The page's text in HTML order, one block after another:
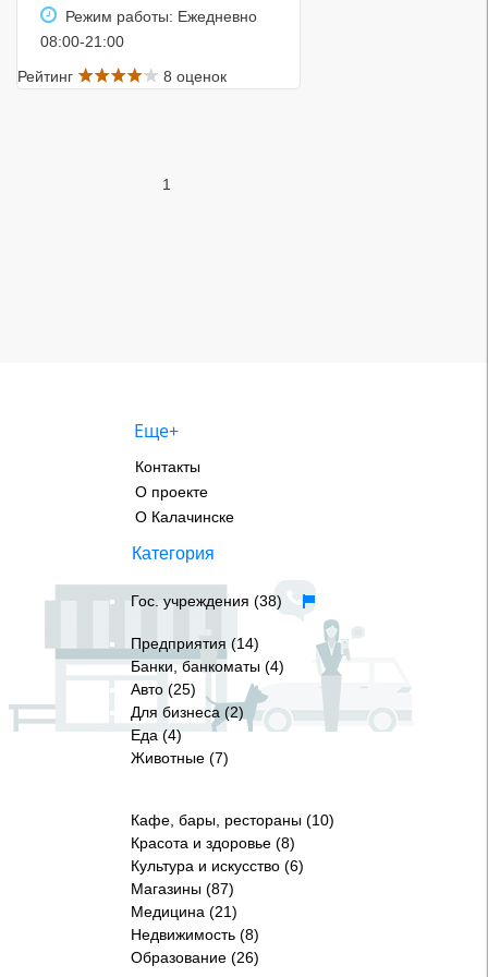
Режим работы: Ежедневно
08:00-21:00
Рейтинг
8 оценок
1
Еще+
Контакты
О проекте
О Калачинске
Категория
Гос. учреждения (38)
Предприятия (14)
Банки, банкоматы (4)
Авто (25)
Для бизнеса (2)
Еда (4)
Животные (7)
Кафе, бары, рестораны (10)
Красота и здоровье (8)
Культура и искусство (6)
Магазины (87)
Медицина (21)
Недвижимость (8)
Образование (26)